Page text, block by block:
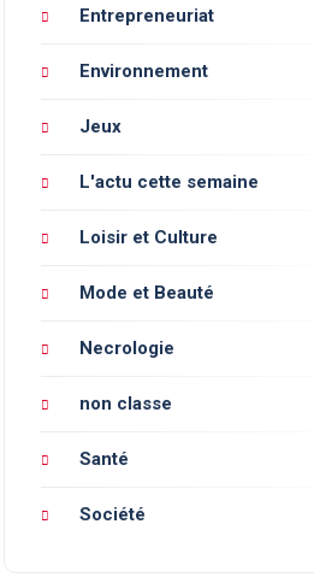
Entrepreneuriat
Environnement
Jeux
L'actu cette semaine
Loisir et Culture
Mode et Beauté
Necrologie
non classe
Santé
Société